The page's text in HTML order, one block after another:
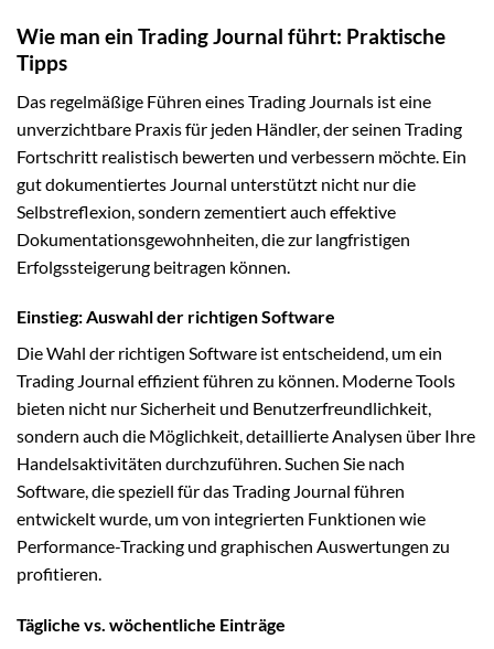
Wie man ein Trading Journal führt: Praktische
Tipps
Das regelmäßige Führen eines Trading Journals ist eine
unverzichtbare Praxis für jeden Händler, der seinen Trading
Fortschritt realistisch bewerten und verbessern möchte. Ein
gut dokumentiertes Journal unterstützt nicht nur die
Selbstreflexion, sondern zementiert auch effektive
Dokumentationsgewohnheiten, die zur langfristigen
Erfolgssteigerung beitragen können.
Einstieg: Auswahl der richtigen Software
Die Wahl der richtigen Software ist entscheidend, um ein
Trading Journal effizient führen zu können. Moderne Tools
bieten nicht nur Sicherheit und Benutzerfreundlichkeit,
sondern auch die Möglichkeit, detaillierte Analysen über Ihre
Handelsaktivitäten durchzuführen. Suchen Sie nach
Software, die speziell für das Trading Journal führen
entwickelt wurde, um von integrierten Funktionen wie
Performance-Tracking und graphischen Auswertungen zu
profitieren.
Tägliche vs. wöchentliche Einträge